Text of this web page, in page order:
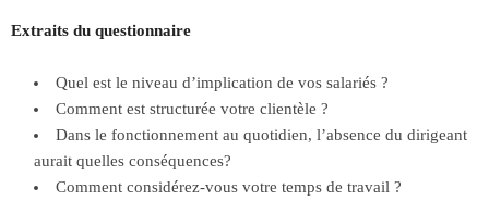
Extraits du questionnaire
Quel est le niveau d’implication de vos salariés ?
Comment est structurée votre clientèle ?
Dans le fonctionnement au quotidien, l’absence du dirigeant
aurait quelles conséquences?
Comment considérez-vous votre temps de travail ?